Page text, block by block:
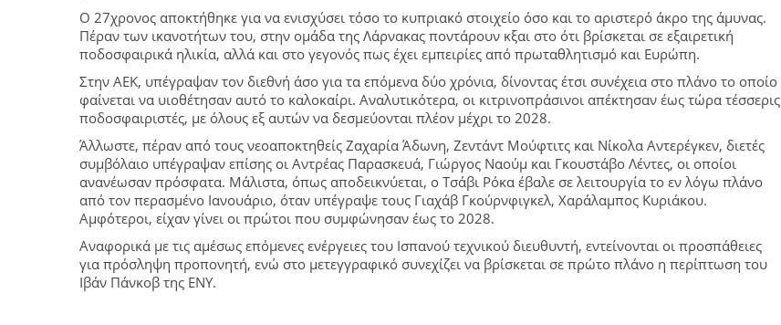
Ο 27χρονος αποκτήθηκε για να ενισχύσει τόσο το κυπριακό στοιχείο όσο και το αριστερό άκρο της άμυνας.
Πέραν των ικανοτήτων του, στην ομάδα της Λάρνακας ποντάρουν κξαι στο ότι βρίσκεται σε εξαιρετική
ποδοσφαιρικά ηλικία, αλλά και στο γεγονός πως έχει εμπειρίες από πρωταθλητισμό και Ευρώπη.
Στην ΑΕΚ, υπέγραψαν τον διεθνή άσο για τα επόμενα δύο χρόνια, δίνοντας έτσι συνέχεια στο πλάνο το οποίο
φαίνεται να υιοθέτησαν αυτό το καλοκαίρι. Αναλυτικότερα, οι κιτρινοπράσινοι απέκτησαν έως τώρα τέσσερις
ποδοσφαιριστές, με όλους εξ αυτών να δεσμεύονται πλέον μέχρι το 2028.
Άλλωστε, πέραν από τους νεοαποκτηθείς Ζαχαρία Άδωνη, Ζεντάντ Μούφτιτς και Νίκολα Αντερέγκεν, διετές
συμβόλαιο υπέγραψαν επίσης οι Αντρέας Παρασκευά, Γιώργος Ναούμ και Γκουστάβο Λέντες, οι οποίοι
ανανέωσαν πρόσφατα. Μάλιστα, όπως αποδεικνύεται, ο Τσάβι Ρόκα έβαλε σε λειτουργία το εν λόγω πλάνο
από τον περασμένο Ιανουάριο, όταν υπέγραψε τους Γιαχάβ Γκούρνφιγκελ, Χαράλαμπος Κυριάκου.
Αμφότεροι, είχαν γίνει οι πρώτοι που συμφώνησαν έως το 2028.
Αναφορικά με τις αμέσως επόμενες ενέργειες του Ισπανού τεχνικού διευθυντή, εντείνονται οι προσπάθειες
για πρόσληψη προπονητή, ενώ στο μετεγγραφικό συνεχίζει να βρίσκεται σε πρώτο πλάνο η περίπτωση του
Ιβάν Πάνκοβ της ΕΝΥ.